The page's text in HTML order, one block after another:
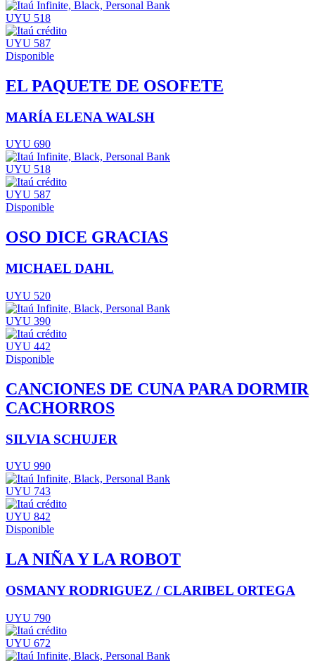
UYU 518
UYU 587
Disponible
EL PAQUETE DE OSOFETE
MARÍA ELENA WALSH
UYU 690
UYU 518
UYU 587
Disponible
OSO DICE GRACIAS
MICHAEL DAHL
UYU 520
UYU 390
UYU 442
Disponible
CANCIONES DE CUNA PARA DORMIR
CACHORROS
SILVIA SCHUJER
UYU 990
UYU 743
UYU 842
Disponible
LA NIÑA Y LA ROBOT
OSMANY RODRIGUEZ / CLARIBEL ORTEGA
UYU 790
UYU 672